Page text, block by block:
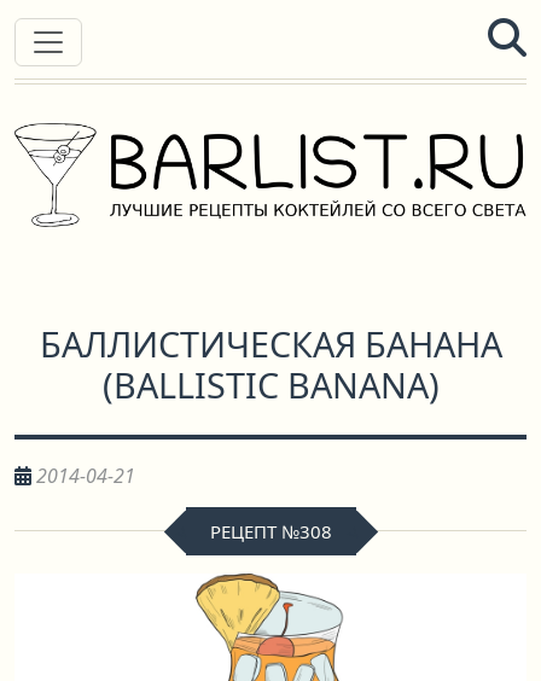
БАЛЛИСТИЧЕСКАЯ БАНАНА
(BALLISTIC BANANA)
2014-04-21
РЕЦЕПТ №308